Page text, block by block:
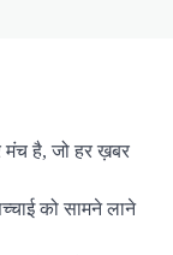
मंच है, जो हर ख़बर
को सामने लाने